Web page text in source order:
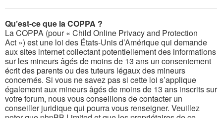
Qu’est-ce que la COPPA ?
La COPPA (pour « Child Online Privacy and Protection
Act ») est une loi des États-Unis d’Amérique qui demande
aux sites internet collectant potentiellement des informations
sur les mineurs âgés de moins de 13 ans un consentement
écrit des parents ou des tuteurs légaux des mineurs
concernés. Si vous ne savez pas si cette loi s’applique
également aux mineurs âgés de moins de 13 ans inscrits sur
votre forum, nous vous conseillons de contacter un
conseiller juridique qui pourra vous renseigner. Veuillez